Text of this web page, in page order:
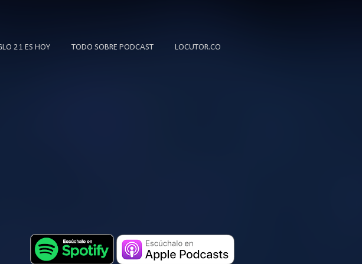
21 ES HOY TODO SOBRE PODCAST LOCUTOR.CO